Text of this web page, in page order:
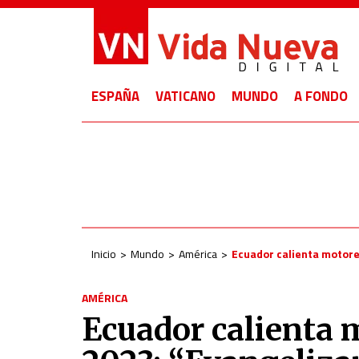
ESPAÑA VATICANO MUNDO A FONDO
Inicio Mundo América Ecuador calienta
AMÉRICA
Ecuador calienta